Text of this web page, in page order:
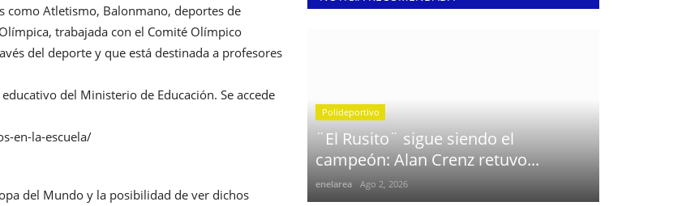
como Atletismo, Balonmano, deportes de
trabajada con el Comité Olímpico
del deporte y que está destinada a profesores
del Ministerio de Educación. Se accede
en-la-escuela/
del Mundo y la posibilidad de ver dichos
Polideportivo
¨El Rusito¨ sigue siendo el
campeón: Alan Crenz retuvo...
enelarea Ago 2, 2026